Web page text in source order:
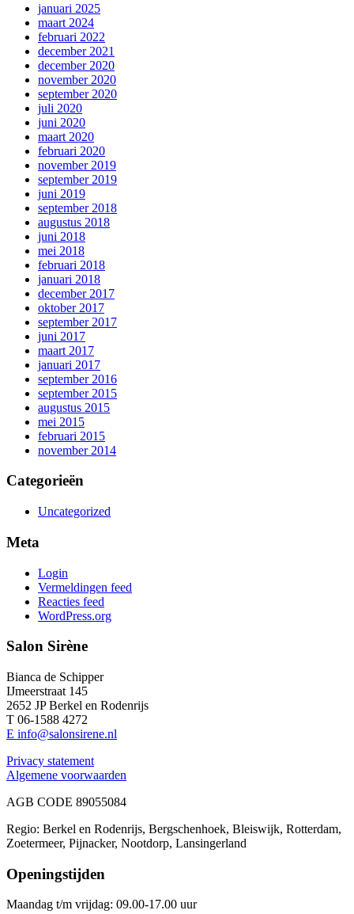
januari 2025
maart 2024
februari 2022
december 2021
december 2020
november 2020
september 2020
juli 2020
juni 2020
maart 2020
februari 2020
november 2019
september 2019
juni 2019
september 2018
augustus 2018
juni 2018
mei 2018
februari 2018
januari 2018
december 2017
oktober 2017
september 2017
juni 2017
maart 2017
januari 2017
september 2016
september 2015
augustus 2015
mei 2015
februari 2015
november 2014
Categorieën
Uncategorized
Meta
Login
Vermeldingen feed
Reacties feed
WordPress.org
Salon Sirène
Bianca de Schipper
IJmeerstraat 145
2652 JP Berkel en Rodenrijs
T 06-1588 4272
E info@salonsirene.nl
Privacy statement
Algemene voorwaarden
AGB CODE 89055084
Regio: Berkel en Rodenrijs, Bergschenhoek, Bleiswijk, Rotterdam,
Zoetermeer, Pijnacker, Nootdorp, Lansingerland
Openingstijden
Maandag t/m vrijdag: 09.00-17.00 uur